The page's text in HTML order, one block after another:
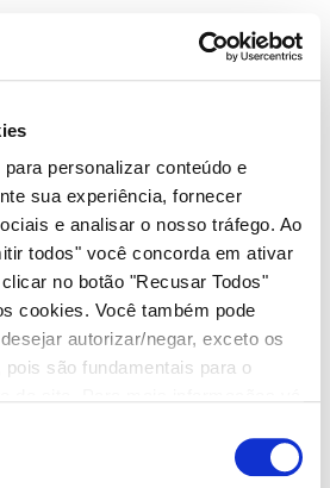
personalizar conteúdo e
sua experiência, fornecer
e analisar o nosso tráfego. Ao
todos" você concorda em ativar
no botão "Recusar Todos"
cookies. Você também pode
autorizar/negar, exceto os
são fundamentais para o
como tratamos seus dados